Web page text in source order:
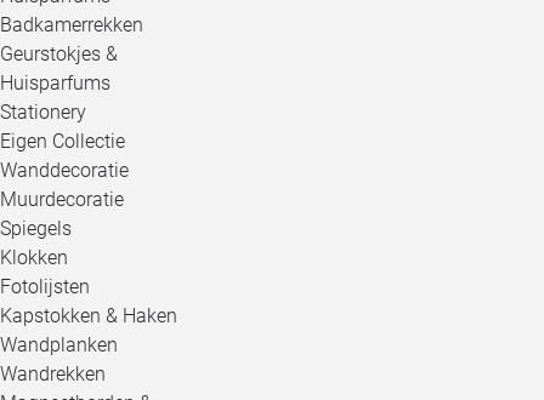
Badkamerrekken
Geurstokjes &
Huisparfums
Stationery
Eigen Collectie
Wanddecoratie
Muurdecoratie
Spiegels
Klokken
Fotolijsten
Kapstokken & Haken
Wandplanken
Wandrekken